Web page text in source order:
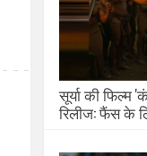
सूर्या की फिल्म
रिलीज: फैंस के